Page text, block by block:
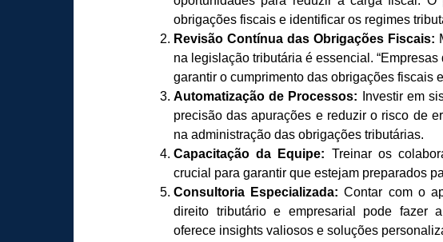
obrigações fiscais e identificar os regimes
Revisão Contínua das Obrigações Fiscais:
na legislação tributária é essencial.
garantir o cumprimento das obrigações fiscais
Automatização de Processos: Investir em
precisão das apurações e reduzir o risco de
na administração das obrigações tributárias.
Capacitação da Equipe: Treinar os
crucial para garantir que estejam preparados
Consultoria Especializada: Contar com o
direito tributário e empresarial pode fazer
oferece insights valiosos e soluções